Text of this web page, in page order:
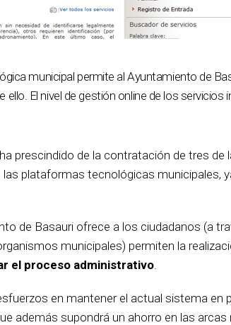
municipal permite al Ayuntamiento de
El nivel de gestión online de los servicios
prescindido de la contratación de tres de
plataformas tecnológicas municipales,
de Basauri ofrece a los ciudadanos (a
municipales) permiten la
el proceso administrativo
en mantener el actual sistema en
además supondrá un ahorro en las arcas